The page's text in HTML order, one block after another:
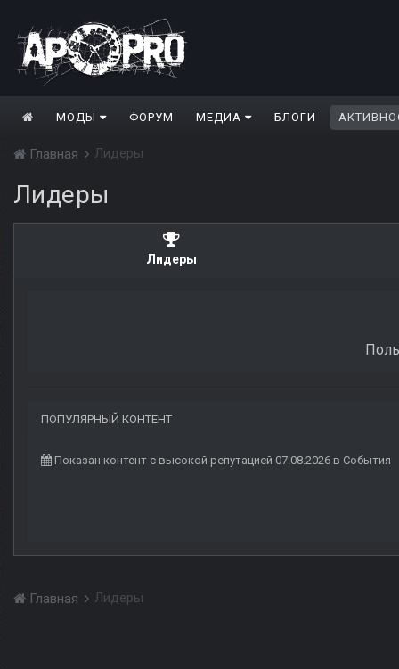
МОДЫ ФОРУМ МЕДИА БЛОГИ
Главная Лидеры
Лидеры
Лидеры
ПОПУЛЯРНЫЙ КОНТЕНТ
Показан контент с высокой репутацией 07.08.2026 в События
Главная Лидеры